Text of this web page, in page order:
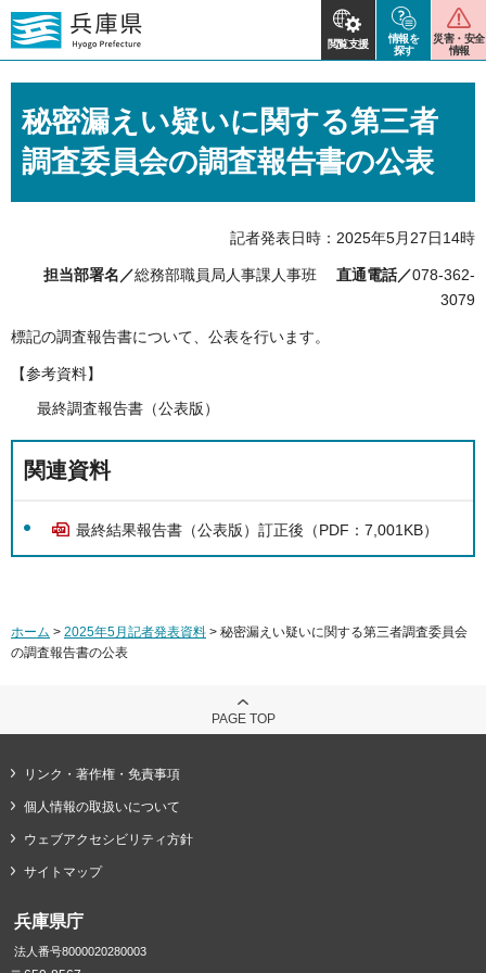
閲覧支援
情報を
探す
災害・安全
情報
秘密漏えい疑いに関する第三者
調査委員会の調査報告書の公表
記者発表日時：2025年5月27日14時
担当部署名／総務部職員局人事課人事班 直通電話／078-362-
3079
標記の調査報告書について、公表を行います。
【参考資料】
最終調査報告書（公表版）
関連資料
最終結果報告書（公表版）訂正後（PDF：7,001KB）
ホーム > 2025年5月記者発表資料 > 秘密漏えい疑いに関する第三者調査委員会
の調査報告書の公表
PAGE TOP
リンク・著作権・免責事項
個人情報の取扱いについて
ウェブアクセシビリティ方針
サイトマップ
兵庫県庁
法人番号8000020280003